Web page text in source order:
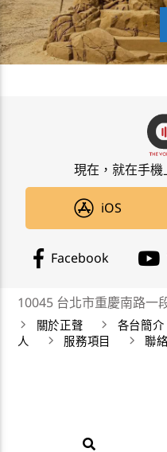
現在，就在手機
iOS
Facebook
10045 台北市重慶南路一
關於正聲
各台簡介
人
服務項目 聯